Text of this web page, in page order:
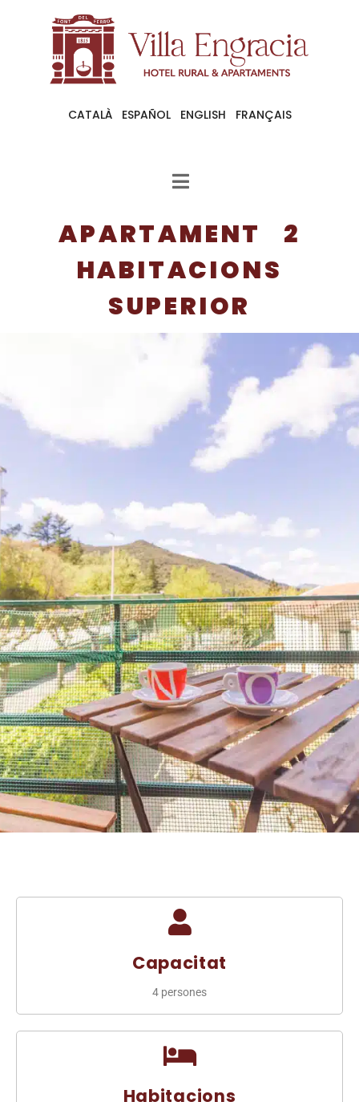
CATALÀ ESPAÑOL ENGLISH FRANÇAIS
APARTAMENT 2
HABITACIONS
SUPERIOR
Capacitat
4 persones
Habitacions